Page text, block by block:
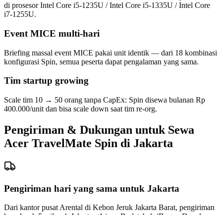
di prosesor Intel Core i5-1235U / Intel Core i5-1335U / Intel Core
i7-1255U.
Event MICE multi-hari
Briefing massal event MICE pakai unit identik — dari 18 kombinasi
konfigurasi Spin, semua peserta dapat pengalaman yang sama.
Tim startup growing
Scale tim 10 → 50 orang tanpa CapEx: Spin disewa bulanan Rp
400.000/unit dan bisa scale down saat tim re-org.
Pengiriman & Dukungan untuk Sewa
Acer TravelMate Spin di Jakarta
Pengiriman hari yang sama untuk Jakarta
Dari kantor pusat Arental di Kebon Jeruk Jakarta Barat, pengiriman